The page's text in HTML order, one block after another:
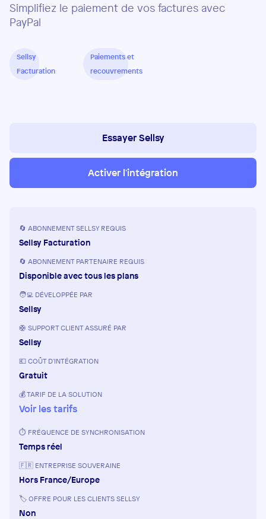
Simplifiez le paiement de vos factures avec
PayPal
Sellsy
Facturation
Paiements et
recouvrements
Essayer Sellsy
Activer l'intégration
🔄 ABONNEMENT SELLSY REQUIS
Sellsy Facturation
🔄 ABONNEMENT PARTENAIRE REQUIS
Disponible avec tous les plans
🧑‍💻 DÉVELOPPÉE PAR
Sellsy
🛟 SUPPORT CLIENT ASSURÉ PAR
Sellsy
💶 COÛT D'INTÉGRATION
Gratuit
💰 TARIF DE LA SOLUTION
Voir les tarifs
⏱️ FRÉQUENCE DE SYNCHRONISATION
Temps réel
🇫🇷 ENTREPRISE SOUVERAINE
Hors France/Europe
🏷️ OFFRE POUR LES CLIENTS SELLSY
Non